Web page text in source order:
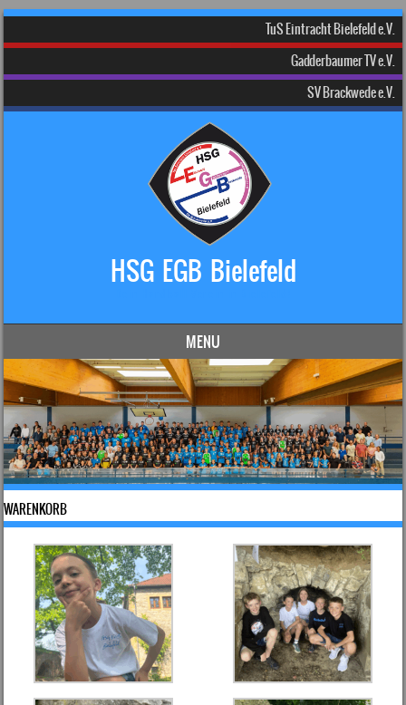
TuS Eintracht Bielefeld e.V.
Gadderbaumer TV e.V.
SV Brackwede e.V.
HSG EGB Bielefeld
MENU
Skip to content
WARENKORB